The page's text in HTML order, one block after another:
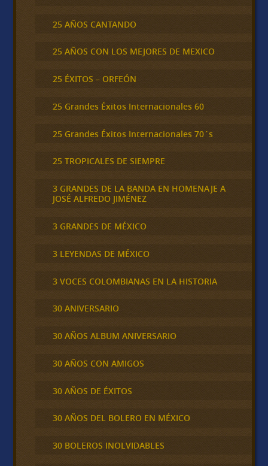
25 AÑOS CANTANDO
25 AÑOS CON LOS MEJORES DE MEXICO
25 ÉXITOS – ORFEÓN
25 Grandes Éxitos Internacionales 60
25 Grandes Éxitos Internacionales 70´s
25 TROPICALES DE SIEMPRE
3 GRANDES DE LA BANDA EN HOMENAJE A
JOSÉ ALFREDO JIMÉNEZ
3 GRANDES DE MÉXICO
3 LEYENDAS DE MÉXICO
3 VOCES COLOMBIANAS EN LA HISTORIA
30 ANIVERSARIO
30 AÑOS ALBUM ANIVERSARIO
30 AÑOS CON AMIGOS
30 AÑOS DE ÉXITOS
30 AÑOS DEL BOLERO EN MÉXICO
30 BOLEROS INOLVIDABLES